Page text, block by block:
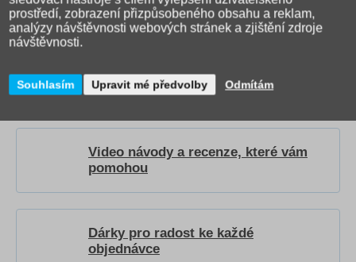
průvodce.
Video návody a recenze, které vám
pomohou
Dárky pro radost ke každé
objednávce
prostředí, zobrazení přizpůsobeného obsahu a reklam,
analýzy návštěvnosti webových stránek a zjištění zdroje
návštěvnosti.
Souhlasím Upravit mé předvolby Odmítám